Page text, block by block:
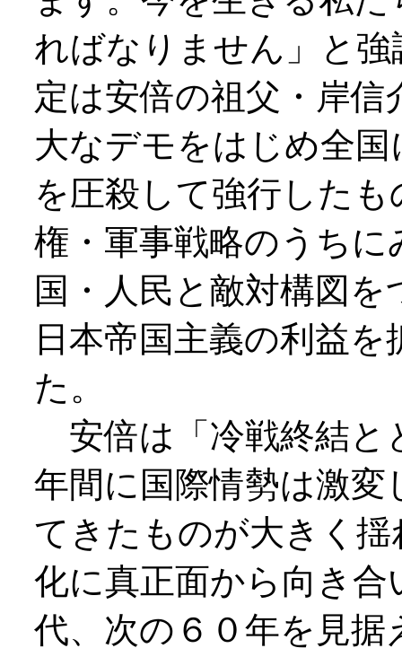
ればなりません」と
定は安倍の祖父・岸
大なデモをはじめ全
を圧殺して強行した
権・軍事戦略のうち
国・人民と敵対構図
日本帝国主義の利益
た。
安倍は「冷戦終結と
年間に国際情勢は激
てきたものが大きく
化に真正面から向き
代、次の６０年を見